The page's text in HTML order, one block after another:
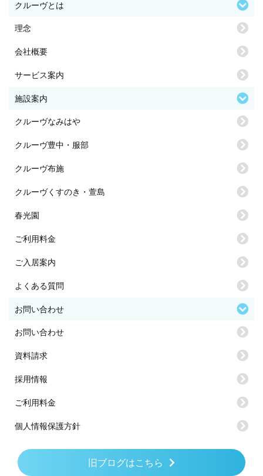
クルーヴとは
理念
会社概要
サービス案内
施設案内
クルーヴなみはや
クルーヴ豊中・服部
クルーヴ布施
クルーヴくすのき・萱島
春光園
ご利用料金
ご入居案内
よくある質問
お問い合わせ
お問い合わせ
資料請求
採用情報
ご利用料金
個人情報保護方針
旧ブログはこちら